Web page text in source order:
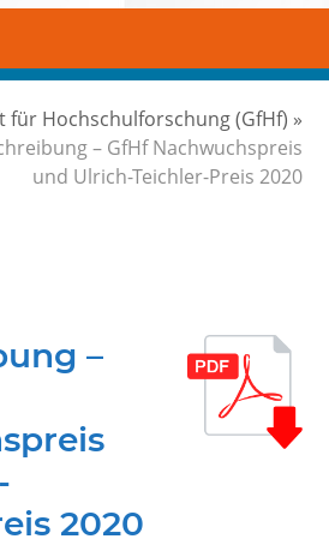
für Hochschulforschung (GfHf) »
– GfHf Nachwuchspreis
und Ulrich-Teichler-Preis 2020
–
2020